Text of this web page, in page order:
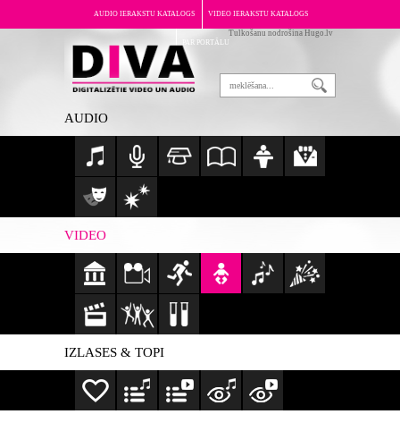
AUDIO IERAKSTU KATALOGS VIDEO IERAKSTU KATALOGS
PAR PORTĀLU
Tulkošanu nodrošina Hugo.lv
AUDIO
VIDEO
IZLASES & TOPI